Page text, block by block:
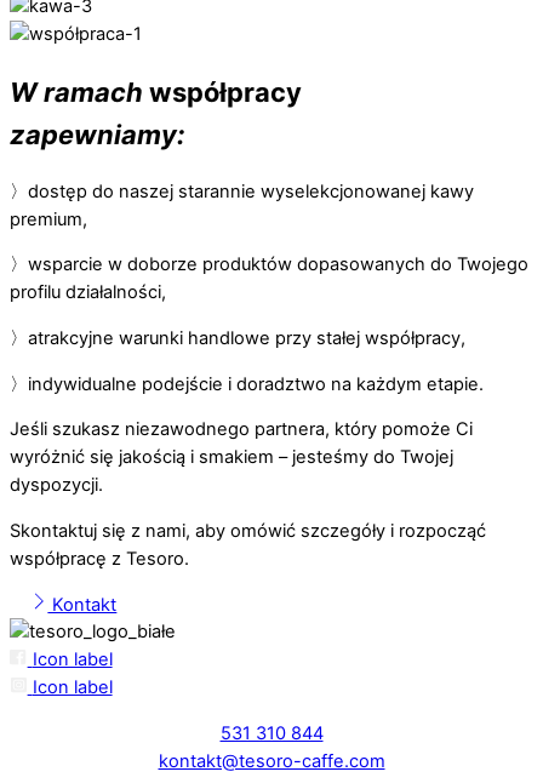
W ramach współpracy
zapewniamy:
〉dostęp do naszej starannie wyselekcjonowanej kawy
premium,
〉wsparcie w doborze produktów dopasowanych do Twojego
profilu działalności,
〉atrakcyjne warunki handlowe przy stałej współpracy,
〉indywidualne podejście i doradztwo na każdym etapie.
Jeśli szukasz niezawodnego partnera, który pomoże Ci
wyróżnić się jakością i smakiem – jesteśmy do Twojej
dyspozycji.
Skontaktuj się z nami, aby omówić szczegóły i rozpocząć
współpracę z Tesoro.
Kontakt
Icon label
Icon label
531 310 844
kontakt@tesoro-caffe.com